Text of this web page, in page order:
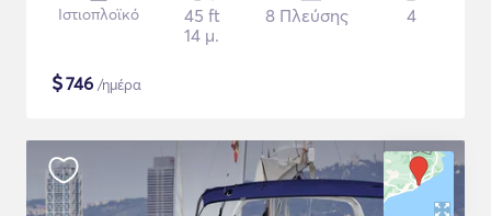
Ιστιοπλοϊκό
45 ft
14 μ.
8 Πλεύσης 4
$746 /ημέρα